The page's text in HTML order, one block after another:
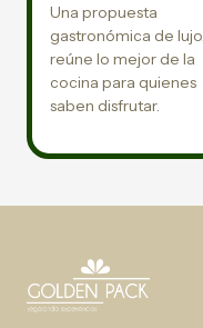
Una propuesta
gastronómica de lujo,
reúne lo mejor de la
cocina para quienes
saben disfrutar.